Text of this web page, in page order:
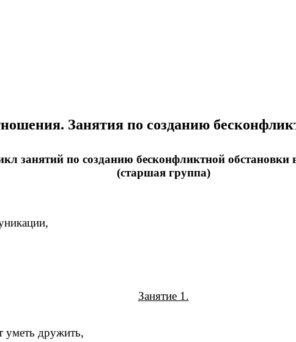
Занятия по созданию
занятий по созданию бесконфликтной обстановки
(старшая группа)
Занятие 1.
уметь дружить,